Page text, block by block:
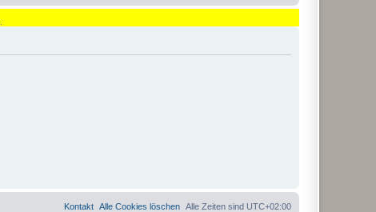
Alle Zeiten sind UTC+02:00
Alle Cookies löschen
Kontakt